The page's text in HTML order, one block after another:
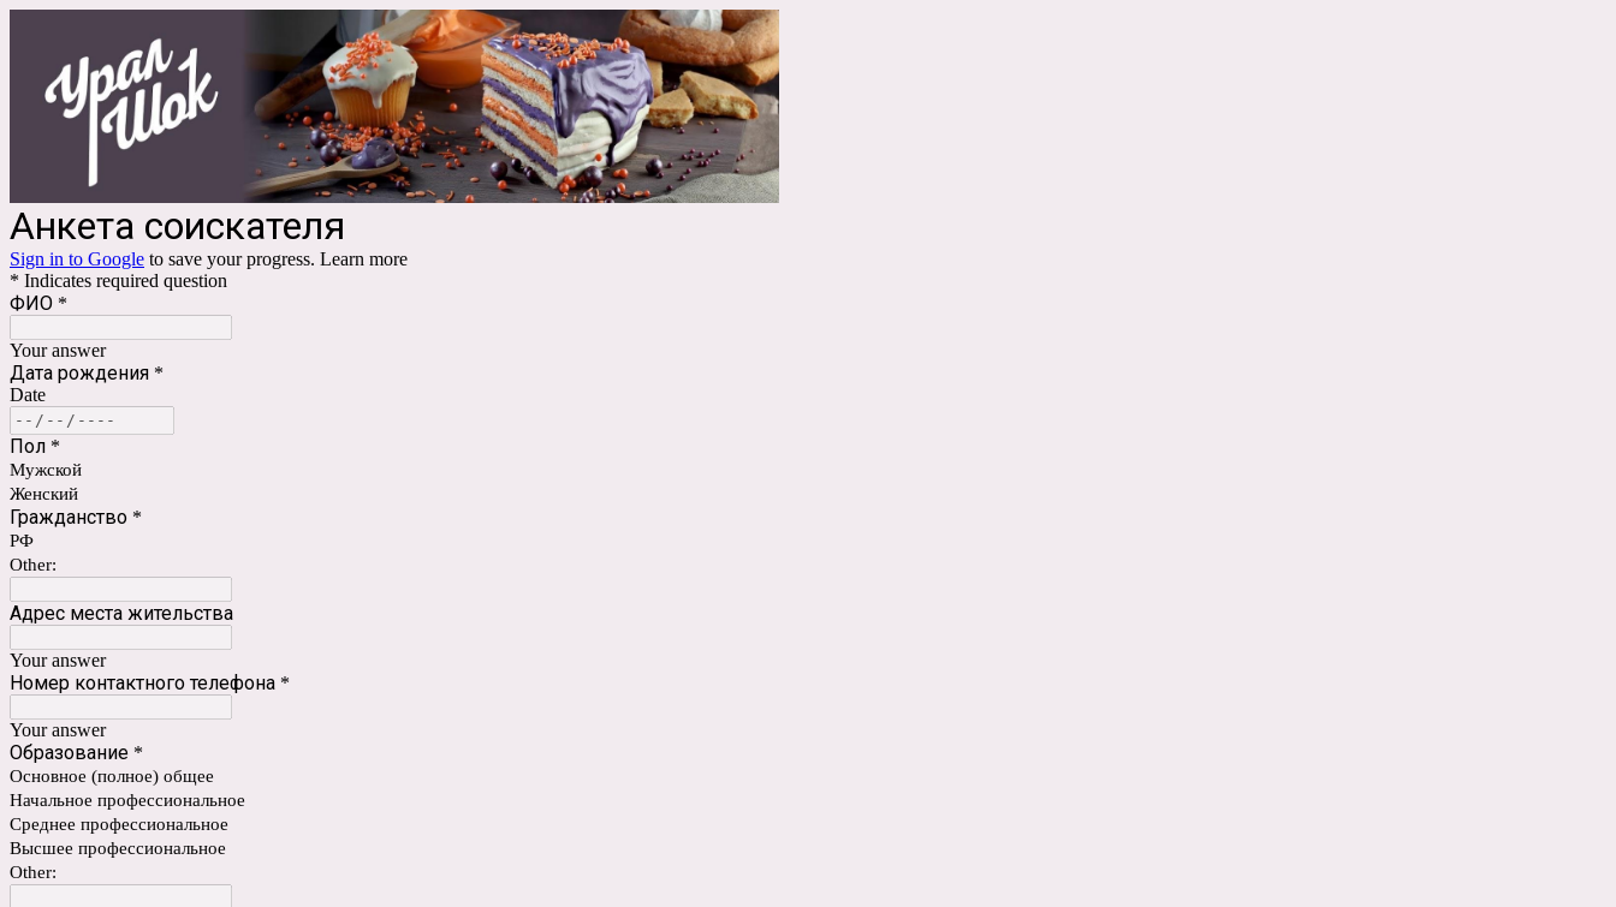
Анкета соискателя
Sign in to Google to save your progress. Learn more
* Indicates required question
ФИО *
Your answer
Дата рождения *
Date
Пол *
Мужской
Женский
Гражданство *
РФ
Other:
Адрес места жительства
Your answer
Номер контактного телефона *
Your answer
Образование *
Основное (полное) общее
Начальное профессиональное
Среднее профессиональное
Высшее профессиональное
Other: